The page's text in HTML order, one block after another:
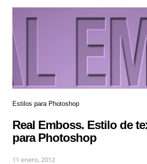
Estilos para Photoshop
Real Emboss. Estilo de
para Photoshop
11 enero, 2012